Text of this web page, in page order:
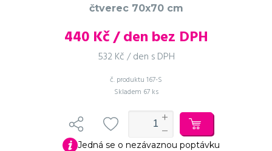
čtverec 70x70 cm
440Kč / den bez DPH
532 Kč / den s DPH
č. produktu 167-S
Skladem 67 ks
Jedná se o nezávaznou poptávku